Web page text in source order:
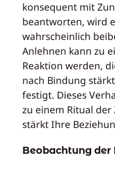
konsequent mit
beantworten, wird
wahrscheinlich
Anlehnen kann zu
Reaktion werden,
nach Bindung
festigt. Dieses
zu einem Ritual
stärkt Ihre
Beobachtung der